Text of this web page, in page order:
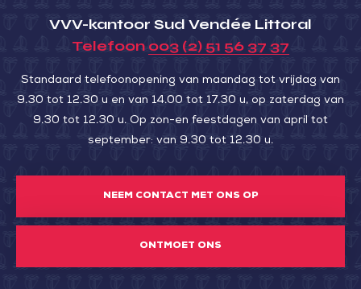
VVV-kantoor Sud Vendée Littoral
Telefoon 003 (2) 51 56 37 37
Standaard telefoonopening van maandag tot vrijdag van
9.30 tot 12.30 u en van 14.00 tot 17.30 u, op zaterdag van
9.30 tot 12.30 u. Op zon-en feestdagen van april tot
september: van 9.30 tot 12.30 u.
NEEM CONTACT MET ONS OP
ONTMOET ONS